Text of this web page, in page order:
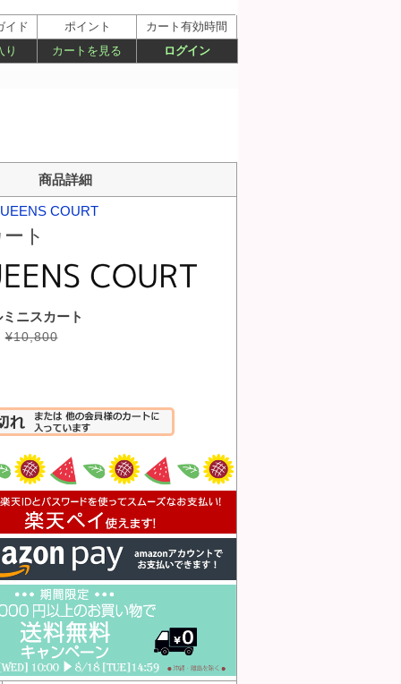
商品詳細
COURT
ト
ニスカート
¥10,800
れる
イド ポイント
カート有効時間
り
カートを見る ログイン